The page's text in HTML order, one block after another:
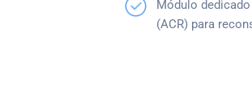
Módulo
(ACR) para